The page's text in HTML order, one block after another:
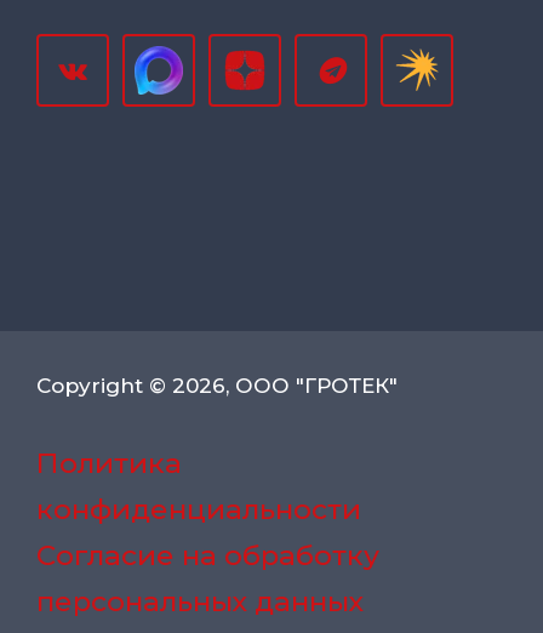
Copyright © 2026, ООО "ГРОТЕК"
Политика
конфиденциальности
Согласие на обработку
персональных данных